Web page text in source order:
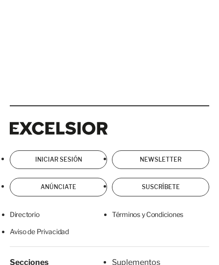
INICIAR SESIÓN NEWSLETTER
ANÚNCIATE SUSCRÍBETE
Directorio Términos y Condiciones
Aviso de Privacidad
Secciones
Suplementos